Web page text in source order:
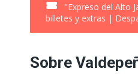
"Expreso del Alto
billetes y extras |
Sobre